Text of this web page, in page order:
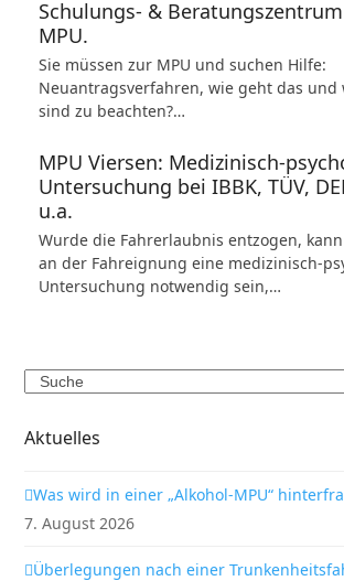
Schulungs- &
MPU.
Sie müssen zur MPU und suchen Hilfe:
Neuantragsverfahren, wie geht das und
sind zu beachten?…
MPU Viersen: Medizinisch-
Untersuchung bei IBBK, TÜV,
u.a.
Wurde die Fahrerlaubnis entzogen,
an der Fahreignung eine medizinisch-
Untersuchung notwendig sein,…
Search
Aktuelles
Was wird in einer „Alkohol-MPU“
7. August 2026
Überlegungen nach einer